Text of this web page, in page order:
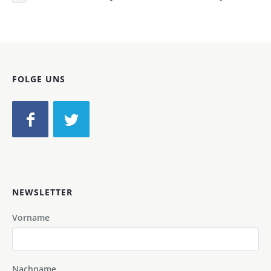
FOLGE UNS
NEWSLETTER
Vorname